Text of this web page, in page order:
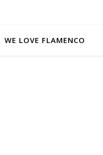
WE LOVE FLAMENCO